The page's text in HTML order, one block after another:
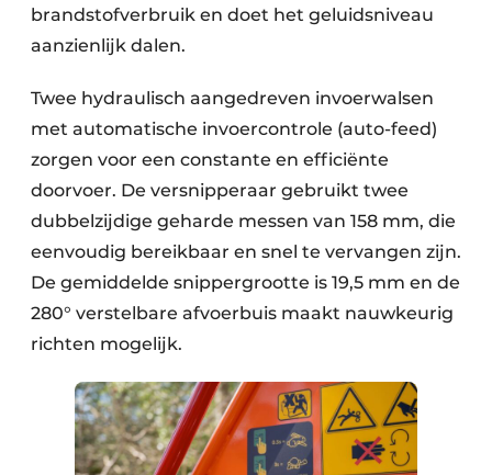
brandstofverbruik en doet het geluidsniveau
aanzienlijk dalen.
Twee hydraulisch aangedreven invoerwalsen
met automatische invoercontrole (auto-feed)
zorgen voor een constante en efficiënte
doorvoer. De versnipperaar gebruikt twee
dubbelzijdige geharde messen van 158 mm, die
eenvoudig bereikbaar en snel te vervangen zijn.
De gemiddelde snippergrootte is 19,5 mm en de
280° verstelbare afvoerbuis maakt nauwkeurig
richten mogelijk.